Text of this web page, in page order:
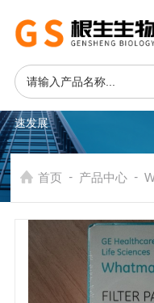
产品系统
速发展
首页 - 产品中心 -